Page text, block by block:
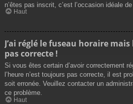
n’êtes pas inscrit, c’est l’occasion idéale de
Haut
J’ai réglé le fuseau horaire
pas correcte !
Si vous êtes certain d’avoir correctement
l’heure n’est toujours pas correcte, il est
soit erronée. Veuillez contacter un
ce problème.
Haut